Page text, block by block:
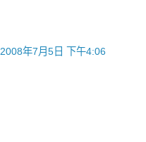
2008年7月5日 下午4:06